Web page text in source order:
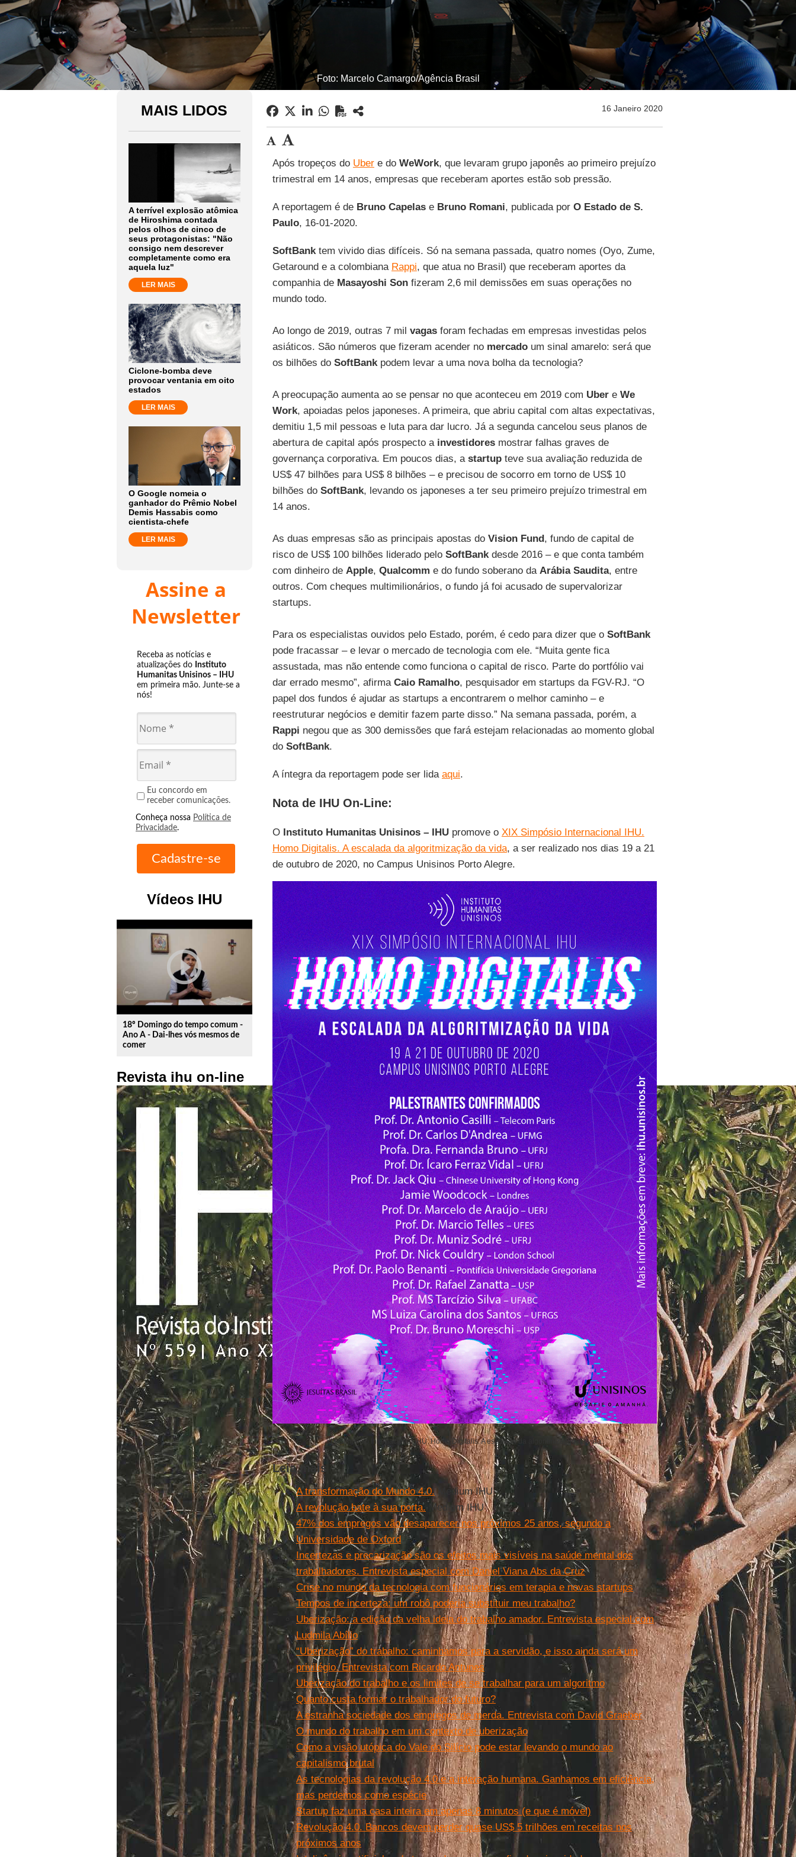
Foto: Marcelo Camargo/Agência Brasil
MAIS LIDOS
A terrível explosão atômica
de Hiroshima contada
pelos olhos de cinco de
seus protagonistas: "Não
consigo nem descrever
completamente como era
aquela luz"
LER MAIS
Ciclone-bomba deve
provocar ventania em oito
estados
LER MAIS
O Google nomeia o
ganhador do Prêmio Nobel
Demis Hassabis como
cientista-chefe
LER MAIS
Assine a
Newsletter
Receba as notícias e
atualizações do Instituto
Humanitas Unisinos – IHU
em primeira mão. Junte-se a
nós!
Eu concordo em
receber comunicações.
Conheça nossa Política de
Privacidade.
Vídeos IHU
play_circle_outline
18º Domingo do tempo comum -
Ano A - Dai-lhes vós mesmos de
comer
Revista ihu on-line
16 Janeiro 2020
Após tropeços do Ubere do WeWork, que levaram grupo japonês ao primeiro prejuízo
trimestral em 14 anos, empresas que receberam aportes estão sob pressão.
A reportagem é de Bruno Capelase Bruno Romani, publicada por O Estado de S.
Paulo, 16-01-2020.
SoftBanktem vivido dias difíceis. Só na semana passada, quatro nomes (Oyo, Zume,
Getaround e a colombiana Rappi, que atua no Brasil) que receberam aportes da
companhia de Masayoshi Sonfizeram 2,6 mil demissões em suas operações no
mundo todo.
Ao longo de 2019, outras 7 mil vagasforam fechadas em empresas investidas pelos
asiáticos. São números que fizeram acender no mercadoum sinal amarelo: será que
os bilhões do SoftBankpodem levar a uma nova bolha da tecnologia?
A preocupação aumenta ao se pensar no que aconteceu em 2019 com Ubere We
Work, apoiadas pelos japoneses. A primeira, que abriu capital com altas expectativas,
demitiu 1,5 mil pessoas e luta para dar lucro. Já a segunda cancelou seus planos de
abertura de capital após prospecto a investidoresmostrar falhas graves de
governança corporativa. Em poucos dias, a startupteve sua avaliação reduzida de
US$ 47 bilhões para US$ 8 bilhões – e precisou de socorro em torno de US$ 10
bilhões do SoftBank, levando os japoneses a ter seu primeiro prejuízo trimestral em
14 anos.
As duas empresas são as principais apostas do Vision Fund, fundo de capital de
risco de US$ 100 bilhões liderado pelo SoftBankdesde 2016 – e que conta também
com dinheiro de Apple, Qualcomm e do fundo soberano da Arábia Saudita, entre
outros. Com cheques multimilionários, o fundo já foi acusado de supervalorizar
startups.
Para os especialistas ouvidos pelo Estado, porém, é cedo para dizer que o SoftBank
pode fracassar – e levar o mercado de tecnologia com ele. “Muita gente fica
assustada, mas não entende como funciona o capital de risco. Parte do portfólio vai
dar errado mesmo”, afirma Caio Ramalho, pesquisador em startups da FGV-RJ. “O
papel dos fundos é ajudar as startups a encontrarem o melhor caminho – e
reestruturar negócios e demitir fazem parte disso.” Na semana passada, porém, a
Rappi negou que as 300 demissões que fará estejam relacionadas ao momento global
do SoftBank.
A íntegra da reportagem pode ser lida aqui.
Nota de IHU On-Line:
O Instituto Humanitas Unisinos – IHUpromove o XIX Simpósio Internacional IHU.
Homo Digitalis. A escalada da algoritmização da vida, a ser realizado nos dias 19 a 21
de outubro de 2020, no Campus Unisinos Porto Alegre.
XIX Simpósio Internacional IHU. Homo Digitalis. A escalada da algoritmização da vida.
Leia mais
A transformação do Mundo 4.0.Medium IHU
A revolução bate à sua porta. Medium IHU
47% dos empregos vão desaparecer nos próximos 25 anos, segundo a
Universidade de Oxford
Incertezas e precarização são os efeitos mais visíveis na saúde mental dos
trabalhadores. Entrevista especial com Daniel Viana Abs da Cruz
Crise no mundo da tecnologia com funcionários em terapia e novas startups
Tempos de incerteza: um robô poderia substituir meu trabalho?
Uberização: a edição da velha ideia do trabalho amador. Entrevista especial com
Ludmila Abílio
“Uberização” do trabalho: caminhamos para a servidão, e isso ainda será um
privilégio. Entrevista com Ricardo Antunes
Uberização do trabalho e os limites de se trabalhar para um algoritmo
Quanto custa formar o trabalhador do futuro?
A estranha sociedade dos empregos de merda. Entrevista com David Graeber
O mundo do trabalho em um contexto de uberização
Como a visão utópica do Vale do Silício pode estar levando o mundo ao
capitalismo brutal
As tecnologias da revolução 4.0 e a interação humana. Ganhamos em eficiência,
mas perdemos como espécie
Startup faz uma casa inteira em apenas 8 minutos (e que é móvel)
Revolução 4.0. Bancos devem perder quase US$ 5 trilhões em receitas nos
próximos anos